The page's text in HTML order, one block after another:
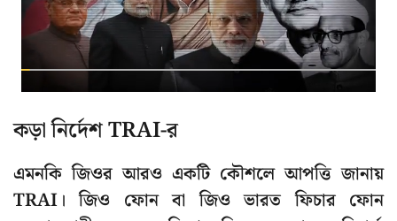
কড়া নির্দেশ TRAI-র
এমনকি জিওর আরও একটি কৌশলে আপত্তি জানায়
TRAI। জিও ফোন বা জিও ভারত ফিচার ফোন